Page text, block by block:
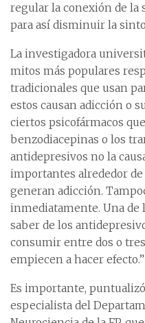
regular la conexión de la
para así disminuir la
La investigadora
mitos más populares
tradicionales que usan
estos causan adicción o
ciertos psicofármacos
benzodiacepinas o los
antidepresivos no la
importantes alrededor
generan adicción.
inmediatamente. Una de
saber de los
consumir entre dos o
empiecen a hacer efecto.”
Es importante,
especialista del